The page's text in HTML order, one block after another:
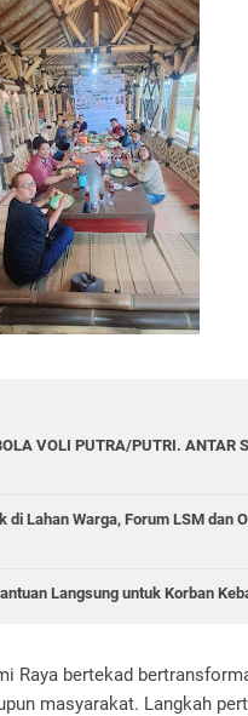
VOLI PUTRA/PUTRI. ANTAR
di Lahan Warga, Forum LSM dan
Langsung untuk Korban
Raya bertekad
masyarakat. Langkah